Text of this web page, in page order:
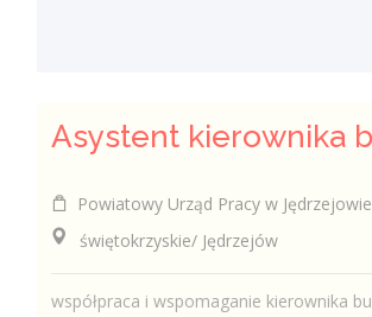
Powiatowy Urząd Pracy w Jędrzejowie
świętokrzyskie/ Jędrzejów
współpraca i wspomaganie kierownika